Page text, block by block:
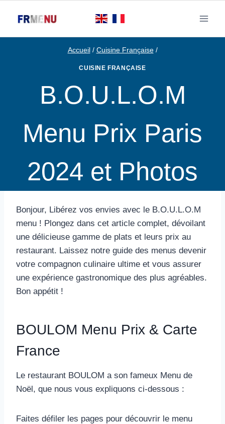
Accueil / Cuisine Française /
CUISINE FRANÇAISE
B.O.U.L.O.M
Menu Prix Paris
2024 et Photos
Bonjour, Libérez vos envies avec le B.O.U.L.O.M
menu ! Plongez dans cet article complet, dévoilant
une délicieuse gamme de plats et leurs prix au
restaurant. Laissez notre guide des menus devenir
votre compagnon culinaire ultime et vous assurer
une expérience gastronomique des plus agréables.
Bon appétit !
BOULOM Menu Prix & Carte
France
Le restaurant BOULOM a son fameux Menu de
Noël, que nous vous expliquons ci-dessous :
Faites défiler les pages pour découvrir le menu